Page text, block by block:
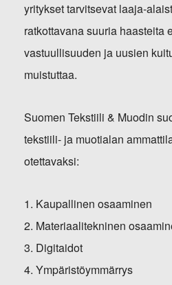
yritykset tarvitsevat laaja-
ratkottavana suuria haasteita
vastuullisuuden ja uusien
muistuttaa.
Suomen Tekstiili & Muodin
tekstiili- ja muotialan
otettavaksi:
1. Kaupallinen osaaminen
2. Materiaalitekninen
3. Digitaidot
4. Ympäristöymmärrys